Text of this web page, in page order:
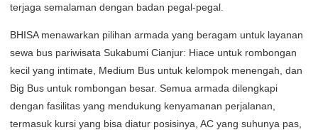
terjaga semalaman dengan badan pegal-pegal.
BHISA menawarkan pilihan armada yang beragam untuk layanan
sewa bus pariwisata Sukabumi Cianjur: Hiace untuk rombongan
kecil yang intimate, Medium Bus untuk kelompok menengah, dan
Big Bus untuk rombongan besar. Semua armada dilengkapi
dengan fasilitas yang mendukung kenyamanan perjalanan,
termasuk kursi yang bisa diatur posisinya, AC yang suhunya pas,